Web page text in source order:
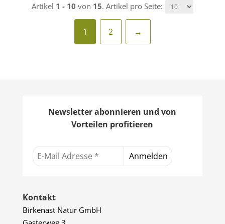
Artikel 1 - 10 von 15. Artikel pro Seite:
1 2 →
Newsletter abonnieren und von
Vorteilen profitieren
Kontakt
Birkenast Natur GmbH